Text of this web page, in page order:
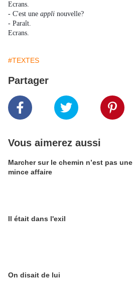
Ecrans.
- C'est une appli nouvelle?
- Paraît.
Ecrans.
#TEXTES
Partager
Vous aimerez aussi
Marcher sur le chemin n’est pas une
mince affaire
Il était dans l'exil
On disait de lui